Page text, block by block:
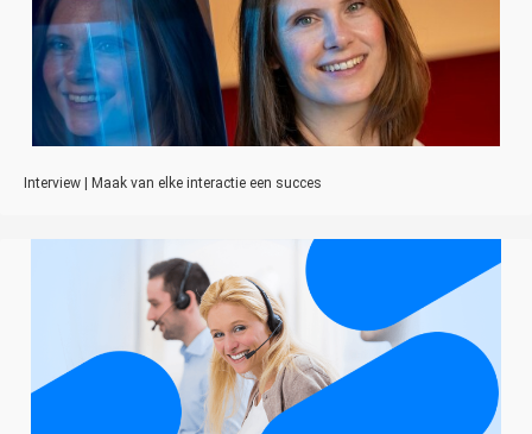
Interview | Maak van elke interactie een succes